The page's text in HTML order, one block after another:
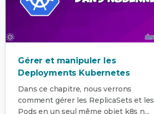
Gérer et manipuler les
Deployments Kubernetes
Dans ce chapitre, nous verrons
comment gérer les ReplicaSets et les
Pods en un seul même objet k8s n...